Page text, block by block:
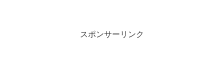
スポンサーリンク